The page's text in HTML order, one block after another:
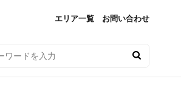
エリア一覧 お問い合わせ